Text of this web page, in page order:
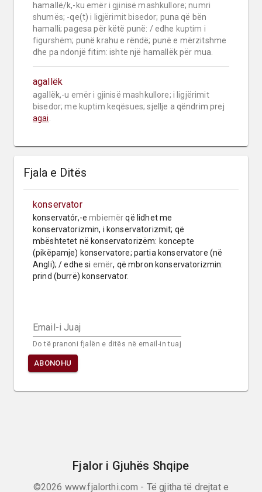
hamallë/k,-ku emër i gjinisë mashkullore; numri
shumës; -qe(t) i ligjërimit bisedor; puna që bën
hamalli; pagesa për këtë punë: / edhe kuptim i
figurshëm; punë krahu e rëndë; punë e mërzitshme
dhe pa ndonjë fitim: ishte një hamallëk për mua.
agallëk
agallëk,-u emër i gjinisë mashkullore; i ligjërimit
bisedor; me kuptim keqësues;
agai
Fjala e Ditës
konservator
konservatór,-e mbiemër që lidhet me
konservatorizmin, i konservatorizmit; që
mbështetet në konservatorizëm: koncepte
(pikëpamje) konservatore; partia konservatore (në
Angli); / edhe si emër, që mbron konservatorizmin:
prind (burrë) konservator.
Email-i Juaj
Do të pranoni fjalën e ditës në email-in tuaj
ABONOHU
Fjalor i Gjuhës Shqipe
©2026 www.fjalorthi.com - Të gjitha të drejtat e